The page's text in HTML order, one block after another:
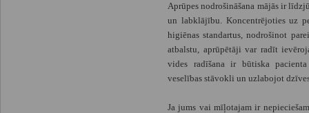
Aprūpes nodrošināšana mājās ir
un labklājību. Koncentrējoties uz
higiēnas standartus, nodrošinot
atbalstu, aprūpētāji var radīt
vides radīšana ir būtiska
veselības stāvokli un uzlabojot
Ja jums vai mīļotajam ir